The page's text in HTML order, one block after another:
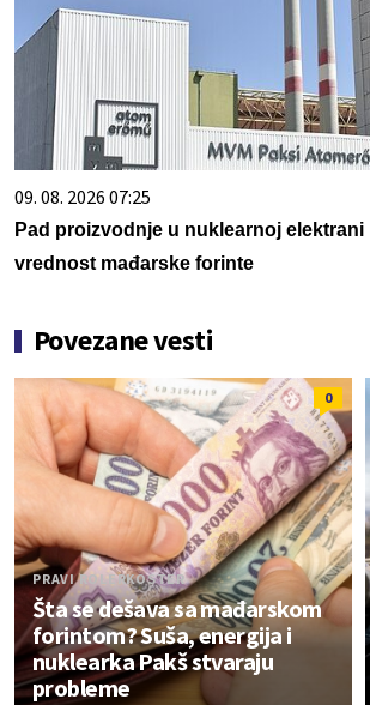
09. 08. 2026 07:25
Pad proizvodnje u nuklearnoj
vrednost mađarske forinte
Povezane vesti
0
PRAVI ROLERKOSTER
Šta se dešava sa mađarskom
forintom? Suša, energija i
nuklearka Pakš stvaraju
probleme